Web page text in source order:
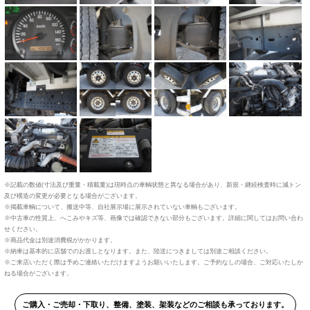
※記載の数値(寸法及び重量・積載量)は現時点の車輌状態と異なる場合があり、新規・継続検査時に減トン
及び構造の変更が必要となる場合がございます。
※掲載車輌について、搬送中等、自社展示場に展示されていない車輌もございます。
※中古車の性質上、へこみやキズ等、画像では確認できない部分もございます。詳細に関してはお問い合わ
せください。
※商品代金は別途消費税がかかります。
※納車は基本的に店舗でのお渡しとなります。また、陸送につきましては別途ご相談ください。
※ご来店いただく際は予めご連絡いただけますようお願いいたします。ご予約なしの場合、ご対応いたしか
ねる場合がございます。
ご購入・ご売却・下取り、整備、塗装、架装などのご相談も承っております。